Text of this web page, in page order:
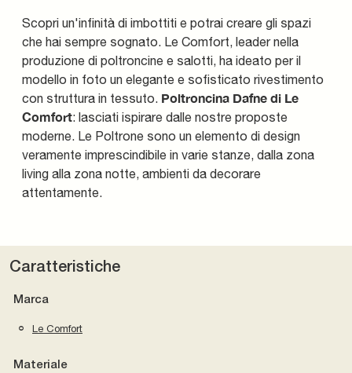
Scopri un'infinità di imbottiti e potrai creare gli spazi
che hai sempre sognato. Le Comfort, leader nella
produzione di poltroncine e salotti, ha ideato per il
modello in foto un elegante e sofisticato rivestimento
con struttura in tessuto. Poltroncina Dafne di Le
Comfort: lasciati ispirare dalle nostre proposte
moderne. Le Poltrone sono un elemento di design
veramente imprescindibile in varie stanze, dalla zona
living alla zona notte, ambienti da decorare
attentamente.
Caratteristiche
Marca
Le Comfort
Materiale